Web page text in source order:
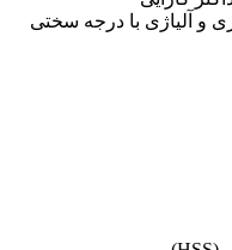
و آلیاژی با درجه سختی